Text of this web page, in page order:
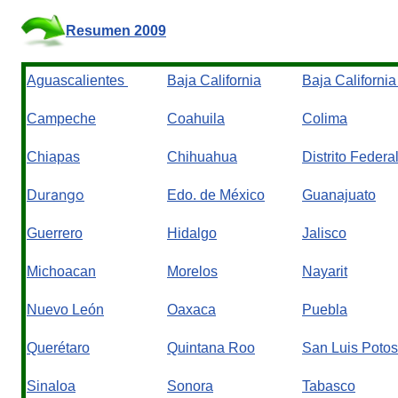
Resumen 2009
Aguascalientes Baja California Baja
Campeche Coahuila Colima
Chiapas Chihuahua Distrito Federal
Durango Edo. de México Guanajuato
Guerrero Hidalgo Jalisco
Michoacan Morelos Nayarit
Nuevo León Oaxaca Puebla
Querétaro Quintana Roo San Luis
Sinaloa Sonora Tabasco